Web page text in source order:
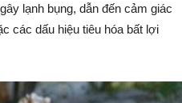
lạnh bụng, dẫn đến cảm giác
các dấu hiệu tiêu hóa bất lợi